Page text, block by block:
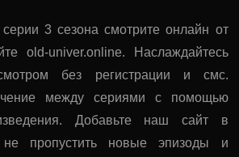
3 сезона смотрите онлайн от
old-univer.online. Наслаждайтесь
без регистрации и смс.
между сериями с помощью
Добавьте наш сайт в
не пропустить новые эпизоды и